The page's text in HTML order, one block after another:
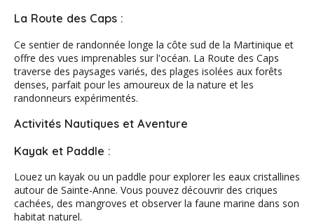
La Route des Caps :
Ce sentier de randonnée longe la côte sud de la Martinique et
offre des vues imprenables sur l'océan. La Route des Caps
traverse des paysages variés, des plages isolées aux forêts
denses, parfait pour les amoureux de la nature et les
randonneurs expérimentés.
Activités Nautiques et Aventure
Kayak et Paddle :
Louez un kayak ou un paddle pour explorer les eaux cristallines
autour de Sainte-Anne. Vous pouvez découvrir des criques
cachées, des mangroves et observer la faune marine dans son
habitat naturel.